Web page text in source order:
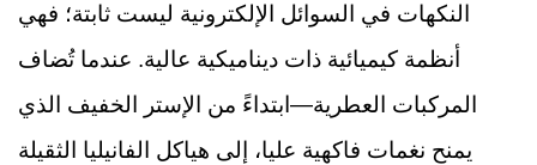
النكهات في السوائل الإلكترونية ليست ثابتة؛ فهي
أنظمة كيميائية ذات ديناميكية عالية. عندما تُضاف
المركبات العطرية—ابتداءً من الإستر الخفيف الذي
يمنح نغمات فاكهية عليا، إلى هياكل الفانيليا الثقيلة